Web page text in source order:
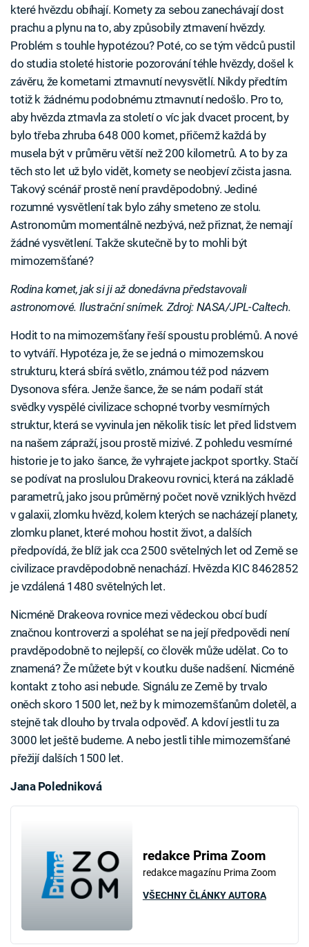
které hvězdu obíhají. Komety za sebou zanechávají dost
prachu a plynu na to, aby způsobily ztmavení hvězdy.
Problém s touhle hypotézou? Poté, co se tým vědců pustil
do studia stoleté historie pozorování téhle hvězdy, došel k
závěru, že kometami ztmavnutí nevysvětlí. Nikdy předtím
totiž k žádnému podobnému ztmavnutí nedošlo. Pro to,
aby hvězda ztmavla za století o víc jak dvacet procent, by
bylo třeba zhruba 648 000 komet, přičemž každá by
musela být v průměru větší než 200 kilometrů. A to by za
těch sto let už bylo vidět, komety se neobjeví zčista jasna.
Takový scénář prostě není pravděpodobný. Jediné
rozumné vysvětlení tak bylo záhy smeteno ze stolu.
Astronomům momentálně nezbývá, než přiznat, že nemají
žádné vysvětlení. Takže skutečně by to mohli být
mimozemšťané?
Rodina komet, jak si ji až donedávna představovali
astronomové. Ilustrační snímek. Zdroj: NASA/JPL-Caltech.
Hodit to na mimozemšťany řeší spoustu problémů. A nové
to vytváří. Hypotéza je, že se jedná o mimozemskou
strukturu, která sbírá světlo, známou též pod názvem
Dysonova sféra. Jenže šance, že se nám podaří stát
svědky vyspělé civilizace schopné tvorby vesmírných
struktur, která se vyvinula jen několik tisíc let před lidstvem
na našem zápraží, jsou prostě mizivé. Z pohledu vesmírné
historie je to jako šance, že vyhrajete jackpot sportky. Stačí
se podívat na proslulou Drakeovu rovnici, která na základě
parametrů, jako jsou průměrný počet nově vzniklých hvězd
v galaxii, zlomku hvězd, kolem kterých se nacházejí planety,
zlomku planet, které mohou hostit život, a dalších
předpovídá, že blíž jak cca 2500 světelných let od Země se
civilizace pravděpodobně nenachází. Hvězda KIC 8462852
je vzdálená 1480 světelných let.
Nicméně Drakeova rovnice mezi vědeckou obcí budí
značnou kontroverzi a spoléhat se na její předpovědi není
pravděpodobně to nejlepší, co člověk může udělat. Co to
znamená? Že můžete být v koutku duše nadšení. Nicméně
kontakt z toho asi nebude. Signálu ze Země by trvalo
oněch skoro 1500 let, než by k mimozemšťanům doletěl, a
stejně tak dlouho by trvala odpověď. A kdoví jestli tu za
3000 let ještě budeme. A nebo jestli tihle mimozemšťané
přežijí dalších 1500 let.
Jana Poledniková
redakce Prima Zoom
redakce magazínu Prima Zoom
VŠECHNY ČLÁNKY AUTORA